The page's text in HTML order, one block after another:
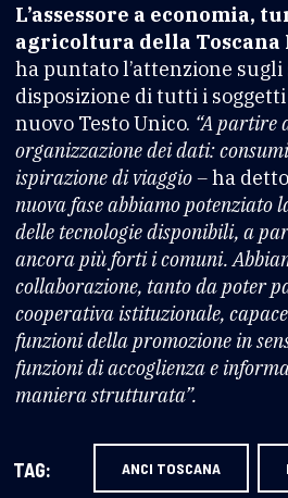
L’assessore a economia,
agricoltura della Toscana
ha puntato l’attenzione
disposizione di tutti i
nuovo Testo Unico. “A partire
organizzazione dei dati:
ispirazione di viaggio –ha
nuova fase abbiamo potenziato
delle tecnologie disponibili, a
ancora più forti i comuni.
collaborazione, tanto da poter
cooperativa istituzionale,
funzioni della promozione in
funzioni di accoglienza e
maniera strutturata”.
TAG: ANCI TOSCANA